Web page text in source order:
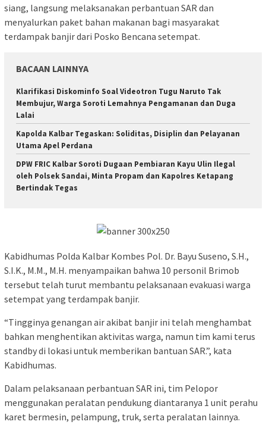
siang, langsung melaksanakan perbantuan SAR dan
menyalurkan paket bahan makanan bagi masyarakat
terdampak banjir dari Posko Bencana setempat.
BACAAN LAINNYA
Klarifikasi Diskominfo Soal Videotron Tugu Naruto Tak
Membujur, Warga Soroti Lemahnya Pengamanan dan Duga
Lalai
Kapolda Kalbar Tegaskan: Soliditas, Disiplin dan Pelayanan
Utama Apel Perdana
DPW FRIC Kalbar Soroti Dugaan Pembiaran Kayu Ulin Ilegal
oleh Polsek Sandai, Minta Propam dan Kapolres Ketapang
Bertindak Tegas
Kabidhumas Polda Kalbar Kombes Pol. Dr. Bayu Suseno, S.H.,
S.I.K., M.M., M.H. menyampaikan bahwa 10 personil Brimob
tersebut telah turut membantu pelaksanaan evakuasi warga
setempat yang terdampak banjir.
“Tingginya genangan air akibat banjir ini telah menghambat
bahkan menghentikan aktivitas warga, namun tim kami terus
standby di lokasi untuk memberikan bantuan SAR.”, kata
Kabidhumas.
Dalam pelaksanaan perbantuan SAR ini, tim Pelopor
menggunakan peralatan pendukung diantaranya 1 unit perahu
karet bermesin, pelampung, truk, serta peralatan lainnya.